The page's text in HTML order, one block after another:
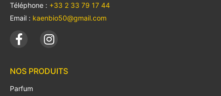
Téléphone : +33 2 33 79 17 44
Email : kaenbio50@gmail.com
NOS PRODUITS
Parfum